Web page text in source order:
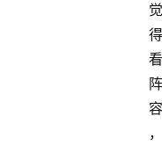
觉
得
看
阵
容
，